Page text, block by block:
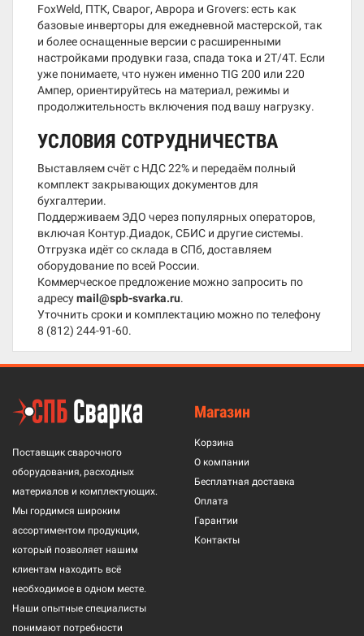
FoxWeld, ПТК, Сварог, Аврора и Grovers: есть как
базовые инверторы для ежедневной мастерской, так
и более оснащенные версии с расширенными
настройками продувки газа, спада тока и 2T/4T. Если
уже понимаете, что нужен именно TIG 200 или 220
Ампер, ориентируйтесь на материал, режимы и
продолжительность включения под вашу нагрузку.
УСЛОВИЯ СОТРУДНИЧЕСТВА
Выставляем счёт с НДС 22% и передаём полный
комплект закрывающих документов для
бухгалтерии.
Поддерживаем ЭДО через популярных операторов,
включая Контур.Диадок, СБИС и другие системы.
Отгрузка идёт со склада в СПб, доставляем
оборудование по всей России.
Коммерческое предложение можно запросить по
адресуmail@spb-svarka.ru.
Уточнить сроки и комплектацию можно по телефону
8 (812) 244-91-60.
Поставщик сварочного
оборудования, расходных
материалов и комплектующих.
Мы гордимся широким
ассортиментом продукции,
который позволяет нашим
клиентам находить всё
необходимое в одном месте.
Наши опытные специалисты
понимают потребности
Магазин
Корзина
О компании
Бесплатная доставка
Оплата
Гарантии
Контакты